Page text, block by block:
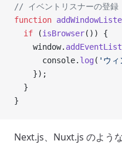
// イベントリスナーの登録
function
  if
(isBrowser()) {
    window.
      console.
log ( 'ウィ
    });
  }
}
Next.js、Nuxt.js のよう